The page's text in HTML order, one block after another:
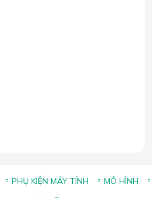
PHỤ KIỆN MÁY TÍNH MÔ HÌNH